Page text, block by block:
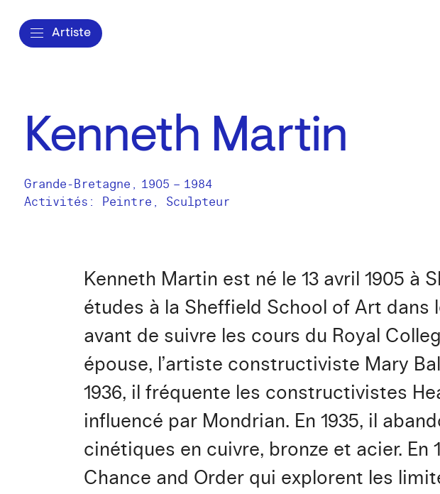
Artiste
Kenneth Martin
Grande-Bretagne , 1905 – 1984
Activités: Peintre Sculpteur
Kenneth Martin est né le 13 avril 1905 à
études à la Sheffield School of Art
avant de suivre les cours du Royal
épouse, l’artiste constructiviste Mary
1936, il fréquente les constructivistes
influencé par Mondrian. En 1935, il
cinétiques en cuivre, bronze et acier.
Chance and Order qui explorent les